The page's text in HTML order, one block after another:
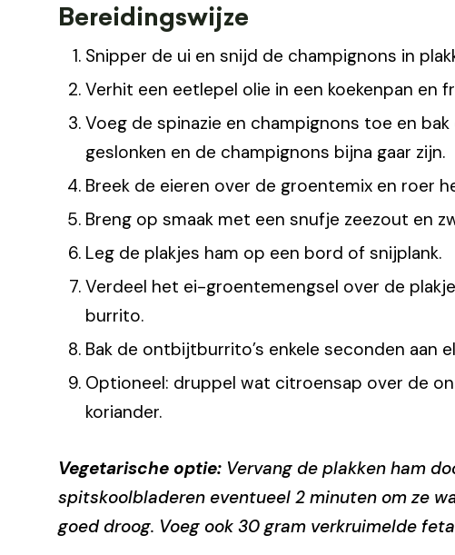
Bereidingswijze
Snipper de ui en snijd de champignons in
Verhit een eetlepel olie in een koekenpan en
Voeg de spinazie en champignons toe en
geslonken en de champignons bijna gaar zijn.
Breek de eieren over de groentemix en roer
Breng op smaak met een snufje zeezout en
Leg de plakjes ham op een bord of snijplank.
Verdeel het ei-groentemengsel over de
burrito.
Bak de ontbijtburrito’s enkele seconden aan
Optioneel: druppel wat citroensap over de
koriander.
Vegetarische optie: Vervang de plakken ham
spitskoolbladeren eventueel 2 minuten om ze
goed droog. Voeg ook 30 gram verkruimelde